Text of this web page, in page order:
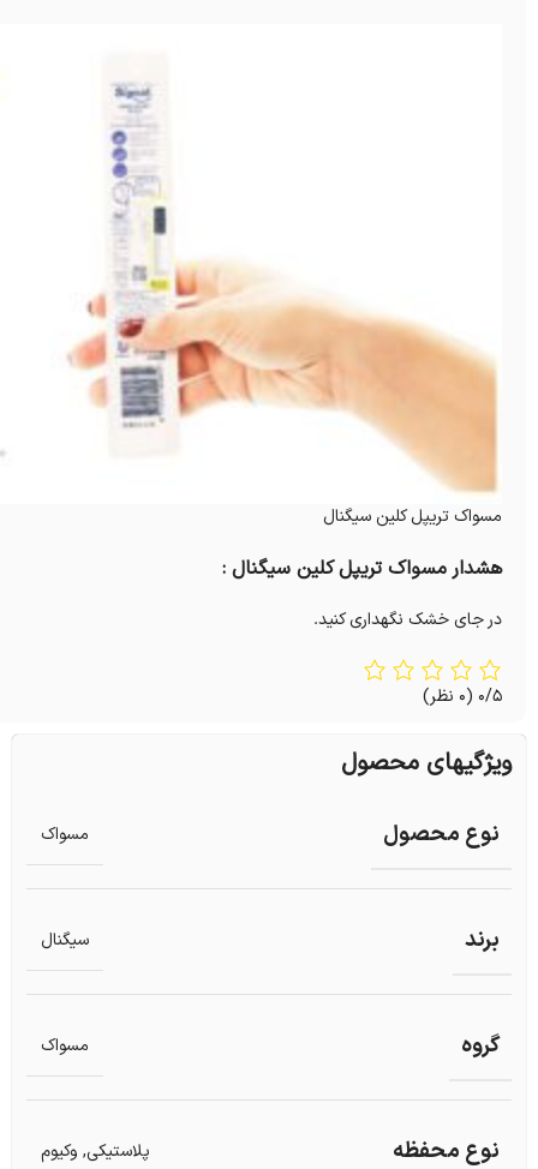
مسواک تریپل کلین سیگنال
هشدار مسواک تریپل کلین سیگنال :
در جای خشک نگهداری کنید.
0/5 (0 نظر)
ویژگیهای محصول
نوع محصول مسواک
برند سیگنال
گروه مسواک
نوع محفظه پلاستیکی, وکیوم